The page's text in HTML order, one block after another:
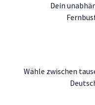
Dein
Wähle zwischen